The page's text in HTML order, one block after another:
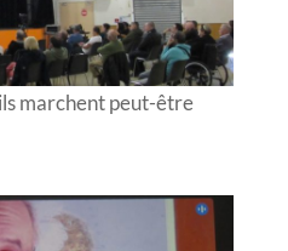
marchent peut-être